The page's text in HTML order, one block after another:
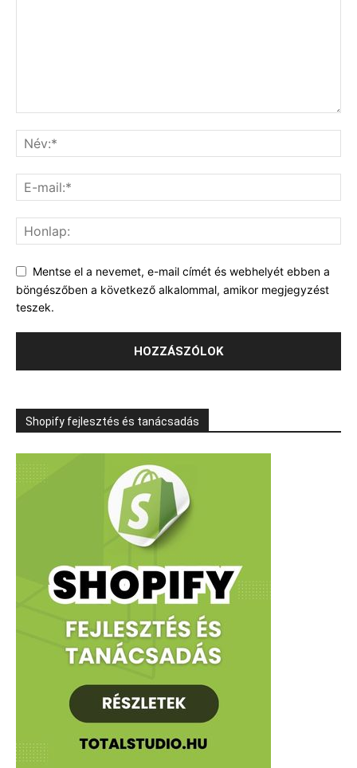
Mentse el a nevemet, e-mail címét és webhelyét ebben a
böngészőben a következő alkalommal, amikor megjegyzést
teszek.
Shopify fejlesztés és tanácsadás